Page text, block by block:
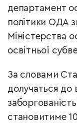
департамент
політики ОДА
Міністерства
освітньої
За словами
долучаться до
становитиме